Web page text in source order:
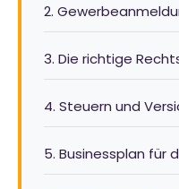
2.
3. Die richtige
4. Steuern und
5. Businessplan für